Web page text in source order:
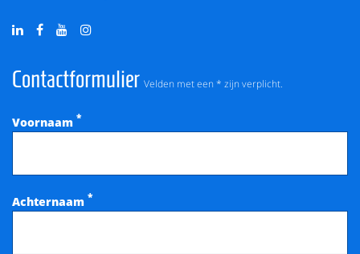
Contactformulier Velden met een * zijn verplicht.
Voornaam *
Achternaam *